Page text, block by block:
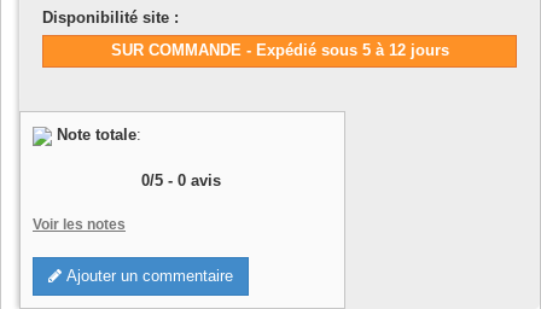
Disponibilité site :
SUR COMMANDE - Expédié sous 5 à 12 jours
Note totale:
0/5 - 0 avis
Voir les notes
Ajouter un commentaire